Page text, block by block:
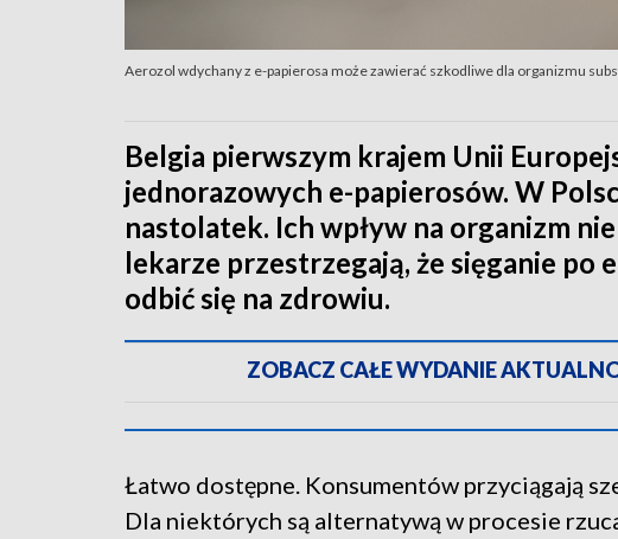
Aerozol wdychany z e-papierosa może zawierać szkodliwe dla organizmu
Belgia pierwszym krajem Unii
jednorazowych e-papierosów. W
nastolatek. Ich wpływ na organizm
lekarze przestrzegają, że sięganie po
odbić się na zdrowiu.
ZOBACZ CAŁE WYDANIE
Łatwo dostępne. Konsumentów przyciągają
Dla niektórych są alternatywą w procesie